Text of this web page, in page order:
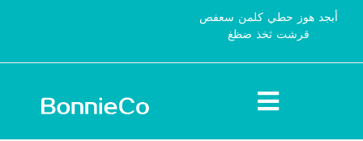
أبجد هوز حطي كلمن سعفص
قرشت ثخذ ضظغ